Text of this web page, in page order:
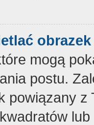
mogą
postu.
powiązany z